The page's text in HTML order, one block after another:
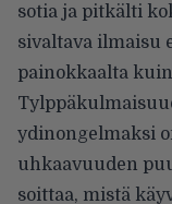
sotia ja pitkälti
sivaltava ilmaisu
painokkaalta
ydinongelmaksi
uhkaavuuden
soittaa, mistä